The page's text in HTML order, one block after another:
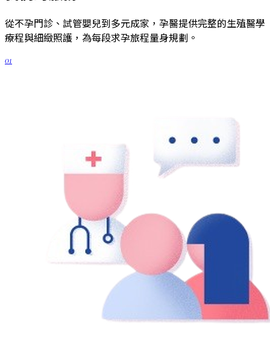
從不孕門診、試管嬰兒到多元成家，孕醫提供完整的生殖醫學
療程與細緻照護，為每段求孕旅程量身規劃。
01